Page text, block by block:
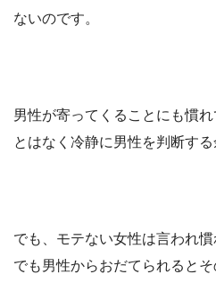
ないのです。
男性が寄ってくることにも慣
とはなく冷静に男性を判断する
でも、モテない女性は言われ
でも男性からおだてられるとそ